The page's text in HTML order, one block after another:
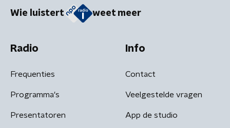
Wie luistert weet meer
Radio
Frequenties
Programma's
Presentatoren
Info
Contact
Veelgestelde vragen
App de studio